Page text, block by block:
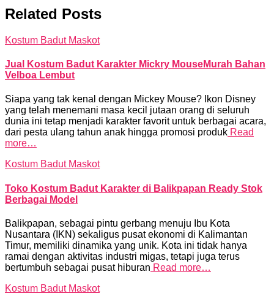
Related Posts
Kostum Badut Maskot
Jual Kostum Badut Karakter Mickry MouseMurah Bahan
Velboa Lembut
Siapa yang tak kenal dengan Mickey Mouse? Ikon Disney
yang telah menemani masa kecil jutaan orang di seluruh
dunia ini tetap menjadi karakter favorit untuk berbagai acara,
dari pesta ulang tahun anak hingga promosi produk Read
more…
Kostum Badut Maskot
Toko Kostum Badut Karakter di Balikpapan Ready Stok
Berbagai Model
Balikpapan, sebagai pintu gerbang menuju Ibu Kota
Nusantara (IKN) sekaligus pusat ekonomi di Kalimantan
Timur, memiliki dinamika yang unik. Kota ini tidak hanya
ramai dengan aktivitas industri migas, tetapi juga terus
bertumbuh sebagai pusat hiburan Read more…
Kostum Badut Maskot